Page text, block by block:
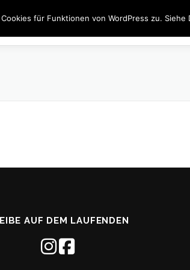
TÜREN BESCHATTUNG
AUF DEM LAUFENDEN
für Funktionen von WordPress zu. Siehe